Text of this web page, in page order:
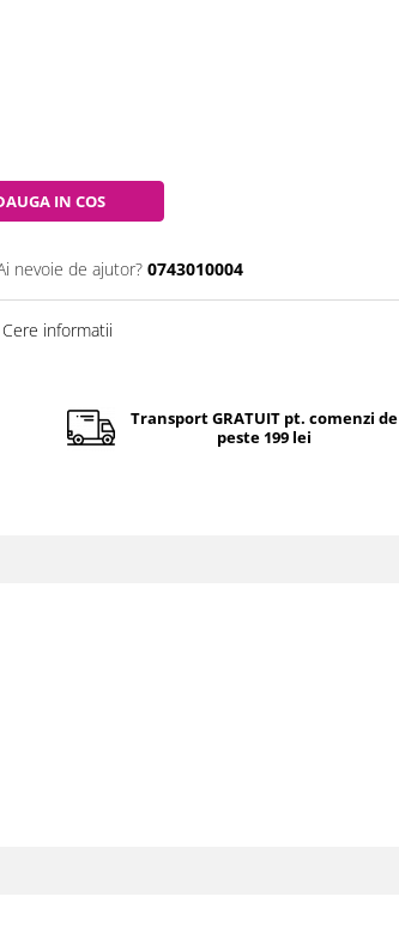
IN COS
nevoie de ajutor? 0743010004
Cere informatii
Transport GRATUIT pt. comenzi de
peste 199 lei